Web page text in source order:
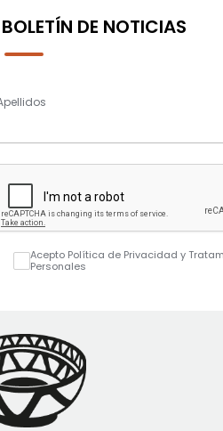
DE NOTICIAS
Acepto Política de Privacidad y
Personales